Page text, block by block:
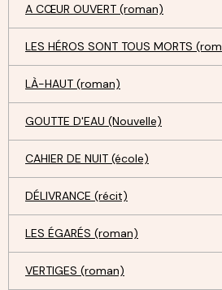
A CŒUR OUVERT (roman)
LES HÉROS SONT TOUS MORTS (rom
LÀ-HAUT (roman)
GOUTTE D'EAU (Nouvelle)
CAHIER DE NUIT (école)
DÉLIVRANCE (récit)
LES ÉGARÉS (roman)
VERTIGES (roman)